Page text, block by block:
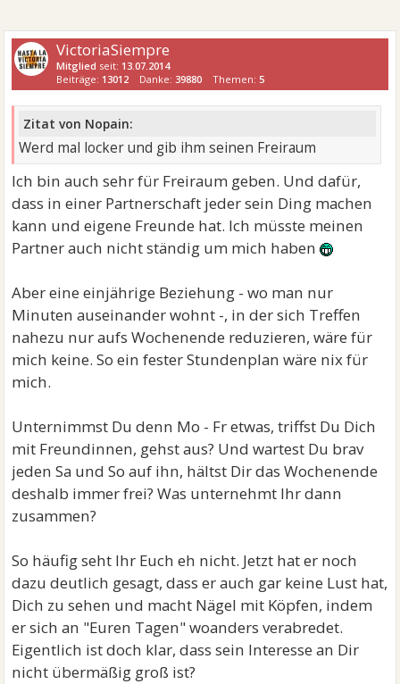
VictoriaSiempre
Mitglied seit: 13.07.2014
Beiträge: 13012 Danke:39880 Themen:5
Zitat von Nopain:
Werd mal locker und gib ihm seinen Freiraum
Ich bin auch sehr für Freiraum geben. Und dafür,
dass in einer Partnerschaft jeder sein Ding machen
kann und eigene Freunde hat. Ich müsste meinen
Partner auch nicht ständig um mich haben
Aber eine einjährige Beziehung - wo man nur
Minuten auseinander wohnt -, in der sich Treffen
nahezu nur aufs Wochenende reduzieren, wäre für
mich keine. So ein fester Stundenplan wäre nix für
mich.
Unternimmst Du denn Mo - Fr etwas, triffst Du Dich
mit Freundinnen, gehst aus? Und wartest Du brav
jeden Sa und So auf ihn, hältst Dir das Wochenende
deshalb immer frei? Was unternehmt Ihr dann
zusammen?
So häufig seht Ihr Euch eh nicht. Jetzt hat er noch
dazu deutlich gesagt, dass er auch gar keine Lust hat,
Dich zu sehen und macht Nägel mit Köpfen, indem
er sich an "Euren Tagen" woanders verabredet.
Eigentlich ist doch klar, dass sein Interesse an Dir
nicht übermäßig groß ist?